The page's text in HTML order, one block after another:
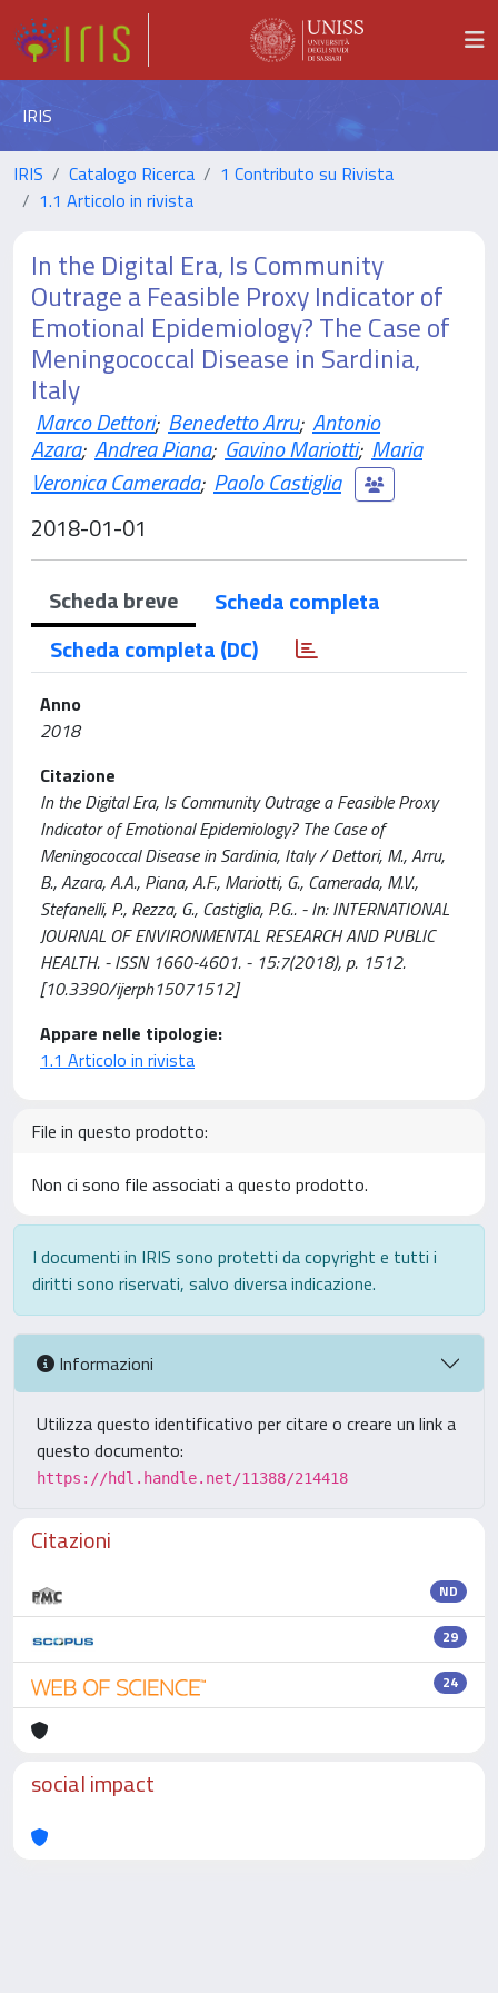
IRIS
IRIS Catalogo Ricerca
1 Contributo su Rivista
1.1 Articolo in rivista
In the Digital Era, Is Community
Outrage a Feasible Proxy Indicator of
Emotional Epidemiology? The Case of
Meningococcal Disease in Sardinia,
Italy
Marco Dettori; Benedetto Arru; Antonio
Azara; Andrea Piana; Gavino Mariotti; Maria
Veronica Camerada; Paolo Castiglia
2018-01-01
Scheda breve
Scheda completa
Scheda completa (DC)
Anno
2018
Citazione
In the Digital Era, Is Community Outrage a Feasible Proxy
Indicator of Emotional Epidemiology? The Case of
Meningococcal Disease in Sardinia, Italy / Dettori, M., Arru,
B., Azara, A.A., Piana, A.F., Mariotti, G., Camerada, M.V.,
Stefanelli, P., Rezza, G., Castiglia, P.G.. - In: INTERNATIONAL
JOURNAL OF ENVIRONMENTAL RESEARCH AND PUBLIC
HEALTH. - ISSN 1660-4601. - 15:7(2018), p. 1512.
[10.3390/ijerph15071512]
Appare nelle tipologie:
1.1 Articolo in rivista
File in questo prodotto:
Non ci sono file associati a questo prodotto.
I documenti in IRIS sono protetti da copyright e tutti i
diritti sono riservati, salvo diversa indicazione.
Informazioni
Utilizza questo identificativo per citare o creare un link a
questo documento:
https://hdl.handle.net/11388/214418
Citazioni
ND
29
24
social impact